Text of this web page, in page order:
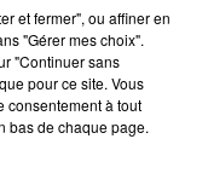
et fermer", ou affiner en
"Gérer mes choix".
"Continuer sans
pour ce site. Vous
consentement à tout
bas de chaque page.